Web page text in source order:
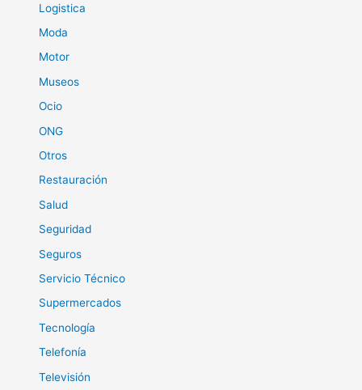
Logistica
Moda
Motor
Museos
Ocio
ONG
Otros
Restauración
Salud
Seguridad
Seguros
Servicio Técnico
Supermercados
Tecnología
Telefonía
Televisión